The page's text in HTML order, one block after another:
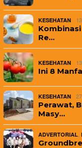
KESEHATAN
Re…
KESEHATAN
Ini 8
KESEHATAN
Perawat,
Masy…
ADVERTORIAL